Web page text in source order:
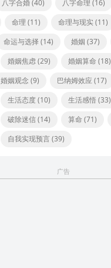
八字合婚(40) 八字命理 (16)
命理 (11) 命理与现实(11)
命运与选择(14) 婚姻 (37)
婚姻焦虑(29) 婚姻算命 (18)
婚姻观念 (9) 巴纳姆效应 (17)
生活态度(10) 生活感悟(33)
破除迷信(14) 算命 (71)
自我实现预言(39)
广告